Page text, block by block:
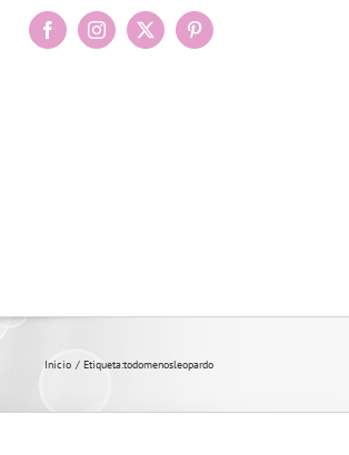
FacebookInstagram
X Pinterest
Inicio Etiqueta:todomenosleopardo